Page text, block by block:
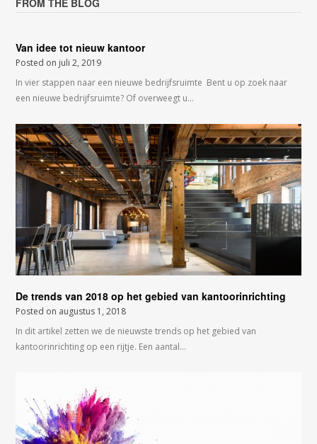
Van idee tot nieuw kantoor
Posted on juli 2, 2019
In vier stappen naar een nieuwe bedrijfsruimte Bent u op zoek naar
een nieuwe bedrijfsruimte? Of overweegt u…
De trends van 2018 op het gebied van kantoorinrichting
Posted on augustus 1, 2018
In dit artikel zetten we de nieuwste trends op het gebied van
kantoorinrichting op een rijtje. Een aantal…